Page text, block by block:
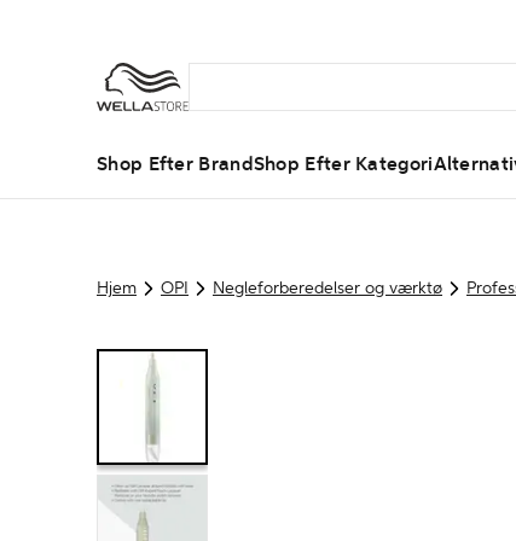
Shop Efter BrandShop Efter Kategori
Hjem OPI Negleforberedelser og værktø